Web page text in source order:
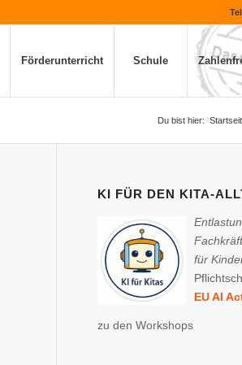
Förderunterricht Schule
Du bist hier:
KI FÜR DEN KITA-
für
EU AI
zu den Workshops